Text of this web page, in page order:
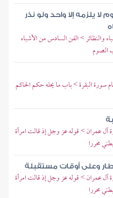
يلزمه إلا واحد ولو نذر
والنظائر > الفن السادس من الأشباه
الصوم
البقرة > باب ما يحله حكم الحاكم
عمران > قوله عز وجل إذ قالت امرأة
محررا
وعلى أوقات مستقبلة
عمران > قوله عز وجل إذ قالت امرأة
محررا